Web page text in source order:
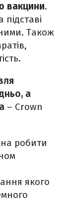
вакцини.
Також
а
– Crown
робити
якого